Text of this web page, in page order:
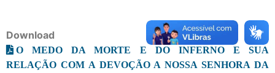
Download
O MEDO DA MORTE E DO INFERNO E SUA
RELAÇÃO COM A DEVOÇÃO A NOSSA SENHORA DA